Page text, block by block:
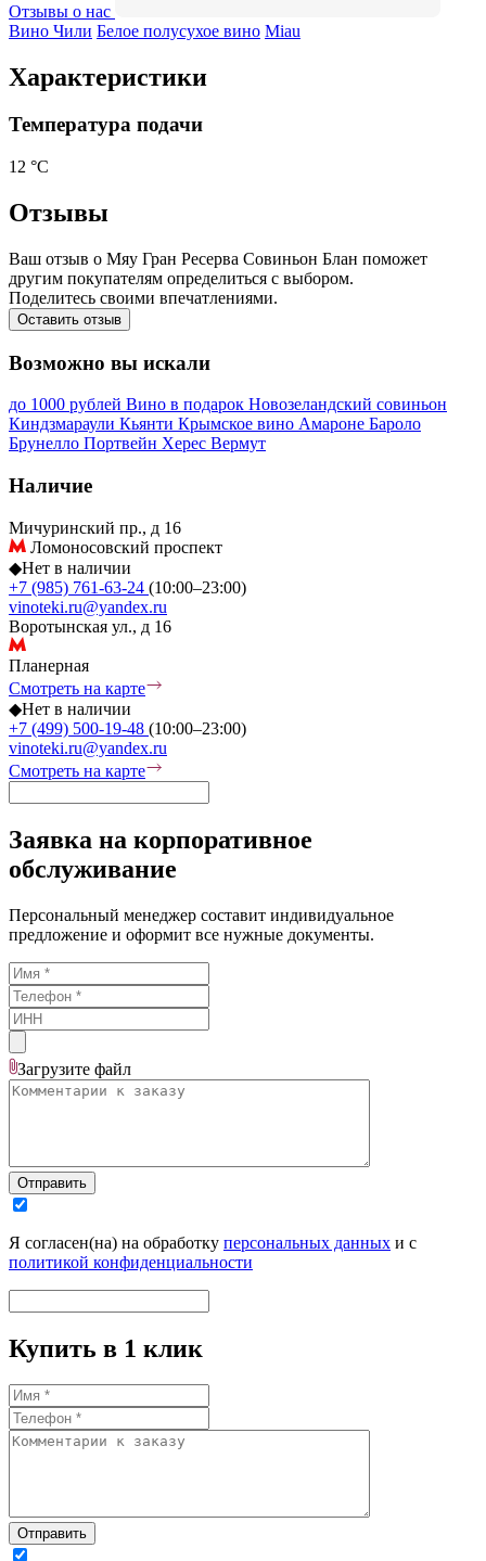
Отзывы о нас
Вино Чили Белое полусухое вино Miau
Характеристики
Температура подачи
12 °С
Отзывы
Ваш отзыв о Мяу Гран Ресерва Совиньон Блан поможет
другим покупателям определиться с выбором.
Поделитесь своими впечатлениями.
Оставить отзыв
Возможно вы искали
до 1000 рублей Вино в подарок Новозеландский совиньон
Киндзмараули Кьянти Крымское вино Амароне Бароло
Брунелло Портвейн Херес Вермут
Наличие
Мичуринский пр., д 16
Ломоносовский проспект
◆Нет в наличии
+7 (985) 761-63-24 (10:00–23:00)
vinoteki.ru@yandex.ru
Воротынская ул., д 16
Планерная
Смотреть на карте
◆Нет в наличии
+7 (499) 500-19-48 (10:00–23:00)
vinoteki.ru@yandex.ru
Смотреть на карте
Заявка на корпоративное
обслуживание
Персональный менеджер составит индивидуальное
предложение и оформит все нужные документы.
Загрузите файл
Отправить
Я согласен(на) на обработку персональных данных и с
политикой конфиденциальности
Купить в 1 клик
Отправить